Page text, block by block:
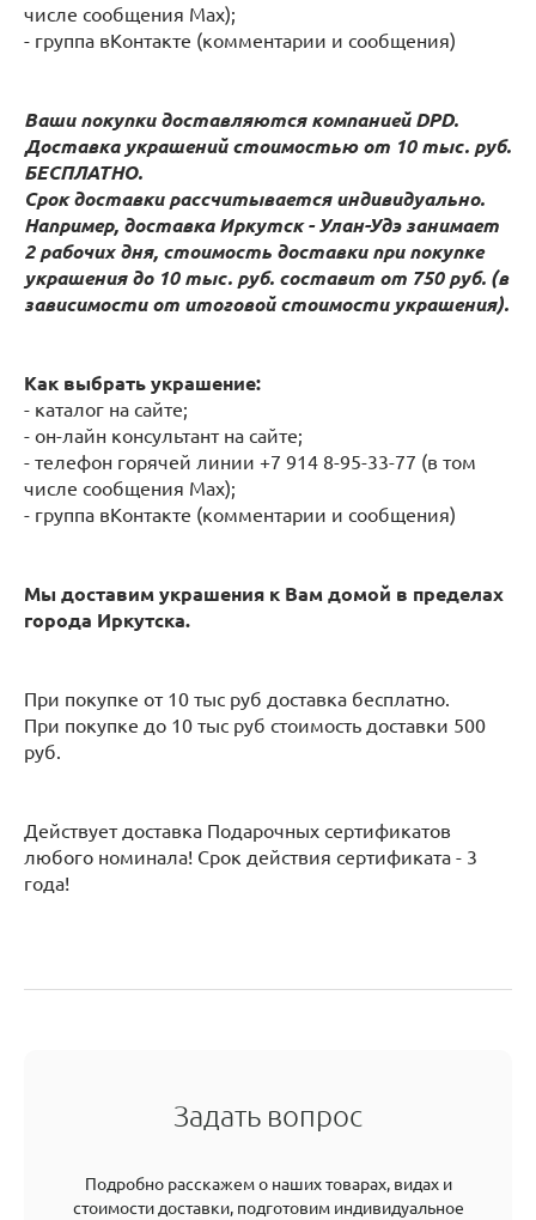
числе сообщения Max);
- группа вКонтакте (комментарии и сообщения)
Ваши покупки доставляются компанией DPD.
Доставка украшений стоимостью от 10 тыс. руб.
БЕСПЛАТНО.
Срок доставки рассчитывается индивидуально.
Например, доставка Иркутск - Улан-Удэ занимает
2 рабочих дня, стоимость доставки при покупке
украшения до 10 тыс. руб. составит от 750 руб. (в
зависимости от итоговой стоимости украшения).
Как выбрать украшение:
- каталог на сайте;
- он-лайн консультант на сайте;
- телефон горячей линии +7 914 8-95-33-77 (в том
числе сообщения Max);
- группа вКонтакте (комментарии и сообщения)
Мы доставим украшения к Вам домой в пределах
города Иркутска.
При покупке от 10 тыс руб доставка бесплатно.
При покупке до 10 тыс руб стоимость доставки 500
руб.
Действует доставка Подарочных сертификатов
любого номинала! Срок действия сертификата - 3
года!
Задать вопрос
Подробно расскажем о наших товарах, видах и
стоимости доставки, подготовим индивидуальное